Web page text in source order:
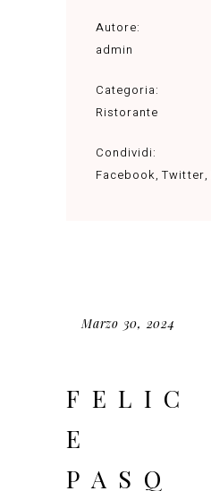
Autore:
admin
Categoria:
Ristorante
Condividi:
Facebook Twitter
Marzo 30, 2024
FELIC
E
PASQ